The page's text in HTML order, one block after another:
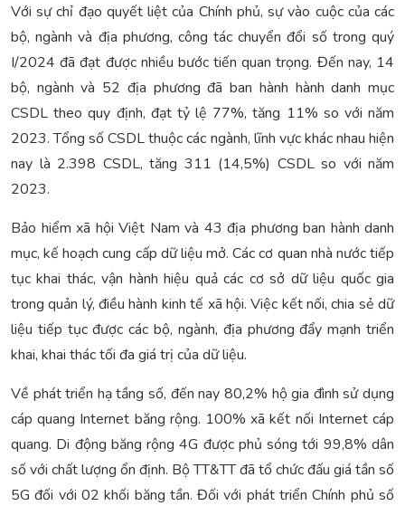
Với sự chỉ đạo quyết liệt của Chính phủ, sự vào cuộc của các
bộ, ngành và địa phương, công tác chuyển đổi số trong quý
I/2024 đã đạt được nhiều bước tiến quan trọng. Đến nay, 14
bộ, ngành và 52 địa phương đã ban hành hành danh mục
CSDL theo quy định, đạt tỷ lệ 77%, tăng 11% so với năm
2023. Tổng số CSDL thuộc các ngành, lĩnh vực khác nhau hiện
nay là 2.398 CSDL, tăng 311 (14,5%) CSDL so với năm
2023.
Bảo hiểm xã hội Việt Nam và 43 địa phương ban hành danh
mục, kế hoạch cung cấp dữ liệu mở. Các cơ quan nhà nước tiếp
tục khai thác, vận hành hiệu quả các cơ sở dữ liệu quốc gia
trong quản lý, điều hành kinh tế xã hội. Việc kết nối, chia sẻ dữ
liệu tiếp tục được các bộ, ngành, địa phương đẩy mạnh triển
khai, khai thác tối đa giá trị của dữ liệu.
Về phát triển hạ tầng số, đến nay 80,2% hộ gia đình sử dụng
cáp quang Internet băng rộng. 100% xã kết nối Internet cáp
quang. Di động băng rộng 4G được phủ sóng tới 99,8% dân
số với chất lượng ổn định. Bộ TT&TT đã tổ chức đấu giá tần số
5G đối với 02 khối băng tần. Đối với phát triển Chính phủ số